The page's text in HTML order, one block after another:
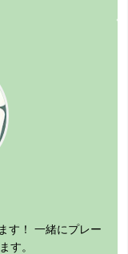
す！
一緒にプレー
す。